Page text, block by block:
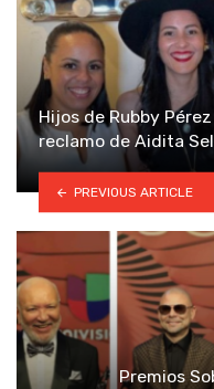
Hijos de Rubby
reclamo de Aidita
PREVIOUS ARTICLE
Premios